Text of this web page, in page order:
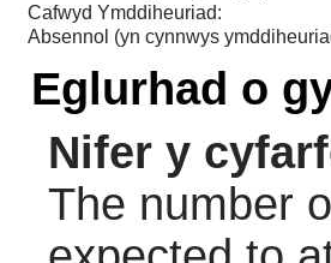
Cafwyd Ymddiheuriad:
Absennol (yn cynnwys
Eglurhad o
Nifer y
The number